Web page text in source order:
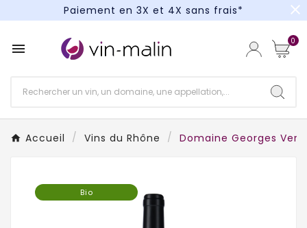
Paiement en 3X et 4X sans frais*
Paiement en 3X et 4X sans frais*
close
 0
Accueil Vins du Rhône Domaine Georges
Bio